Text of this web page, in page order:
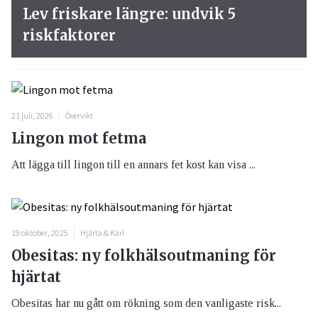
21 juli, 2026 Övervikt
Lingon mot fetma
Att lägga till lingon till en annars fet kost kan visa ...
19 oktober, 2025 Hjärta & Kärl
Obesitas: ny folkhälsoutmaning för
hjärtat
Obesitas har nu gått om rökning som den vanligaste risk...
Lev friskare längre: undvik 5
riskfaktorer